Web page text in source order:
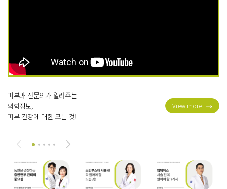
피부과 전문의가 알려주는
의학정보,
피부 건강에 대한 모든 것!
View more